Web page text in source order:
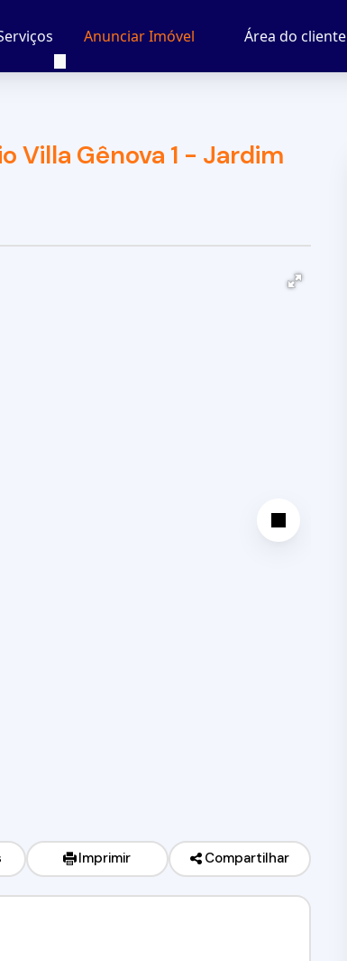
Área do cliente
Anunciar Imóvel
Villa Gênova 1 - Jardim
Imprimir Compartilhar